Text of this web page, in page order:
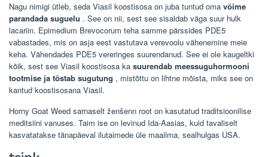
Nagu nimigi ütleb, seda Viasil koostisosa on juba tuntud oma võime
parandada suguelu . See on nii, sest see sisaldab väga suur hulk
lacariin. Epimedium Brevocorum teha samme pärssides PDE5
vabastades, mis on asja eest vastutava verevoolu vähenemine meie
keha. Vähendades PDE5 vereringes suurendanud. See ei ole kaugeltki
kõik, sest see Viasil koostisosa ka suurendab meessuguhormooni
tootmise ja tõstab sugutung , mistõttu on lihtne mõista, miks see on
kantud koostisosana Viasil.
Horny Goat Weed sarnaselt ženšenn root on kasutatud traditsioonilise
meditsiini vanuses. Taim ise on levinud Ida-Aasias, kuid tavaliselt
kasvatatakse tänapäeval ilutaimede üle maailma, sealhulgas USA.